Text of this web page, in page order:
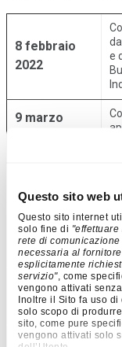
Questo sito web
Questo sito internet
solo fine di
rete di
necessaria al
esplicitamente
servizio", come
vengono attivati
Inoltre il Sito fa uso
solo scopo di
sito, come pure
vengono attivati solo
8 febbraio
2022
e
9 marzo
2022
5 maggio
2022
28 luglio
2022
3 novembre